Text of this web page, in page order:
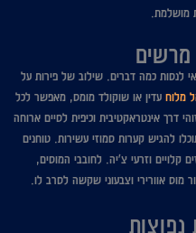
מושלמת.
מרשים
לנסות כמה דברים. שילוב של פירות על
מלוח עדין או שוקולד מומס, מאפשר לכל
דרך אינטראקטיבית וכיפית לסיים ארוחה
להגיש קערות סמוזי עשירות. טוחנים
קלויים וזרעי צ'יה. לחובבי המוסים,
אוורירי וצבעוני שקשה לסרב לו.
נפוצות